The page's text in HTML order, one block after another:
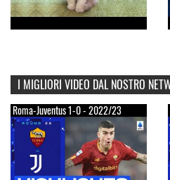
I MIGLIORI VIDEO DAL NOSTRO
Roma-Juventus 1-0 - 2022/23